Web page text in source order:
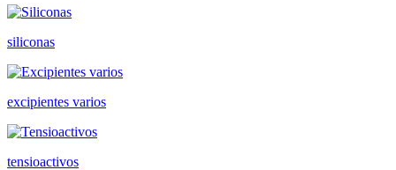
siliconas
excipientes varios
tensioactivos